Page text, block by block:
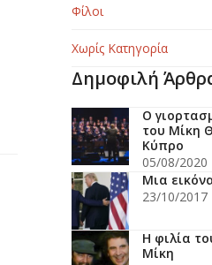
Φίλοι
Χωρίς Κατηγορία
Δημοφιλή
Ο
του Μίκη
Κύπρο
05/08/2020
Μια
23/10/2017
Η φιλία
Μίκη